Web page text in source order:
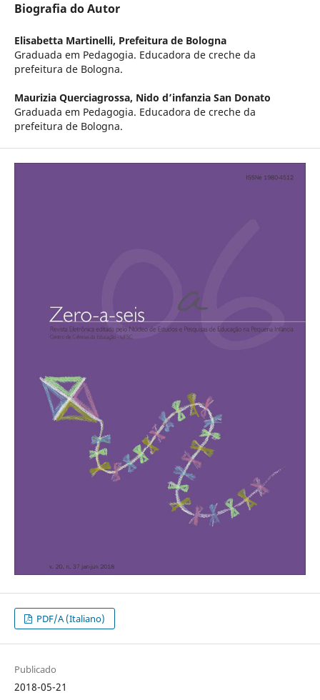
Biografia do Autor
Elisabetta Martinelli, Prefeitura de Bologna
Graduada em Pedagogia. Educadora de creche da
prefeitura de Bologna.
Maurizia Querciagrossa, Nido d’infanzia San Donato
Graduada em Pedagogia. Educadora de creche da
prefeitura de Bologna.
PDF/A (Italiano)
Publicado
2018-05-21